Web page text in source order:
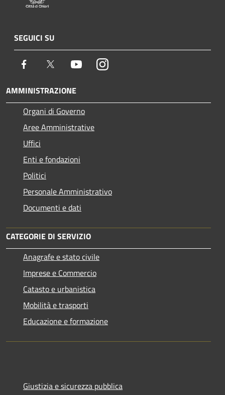
SEGUICI SU
Facebook Twitter YoutubeInstagram
AMMINISTRAZIONE
Organi di Governo
Aree Amministrative
Uffici
Enti e fondazioni
Politici
Personale Amministrativo
Documenti e dati
CATEGORIE DI SERVIZIO
Anagrafe e stato civile
Imprese e Commercio
Catasto e urbanistica
Mobilità e trasporti
Educazione e formazione
Giustizia e sicurezza pubblica